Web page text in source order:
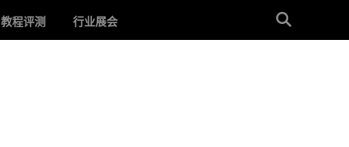
教程评测 行业展会